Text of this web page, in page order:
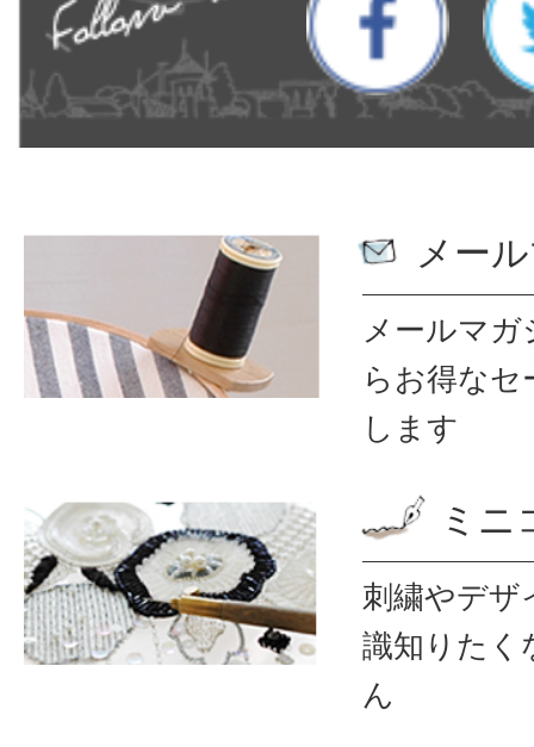
メー
メールマ
ら お得なセ
します
ミニ
刺繍やデザ
識知りたく
ん